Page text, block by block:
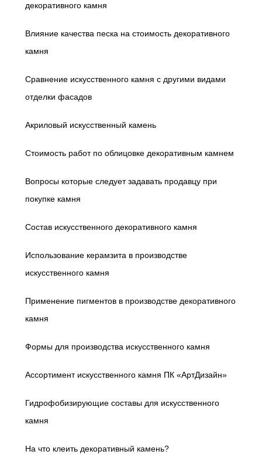
декоративного камня
Влияние качества песка на стоимость декоративного
камня
Сравнение искусственного камня с другими видами
отделки фасадов
Акриловый искусственный камень
Стоимость работ по облицовке декоративным камнем
Вопросы которые следует задавать продавцу при
покупке камня
Состав искусственного декоративного камня
Использование керамзита в производстве
искусственного камня
Применение пигментов в производстве декоративного
камня
Формы для производства искусственного камня
Ассортимент искусственного камня ПК «АртДизайн»
Гидрофобизирующие составы для искусственного
камня
На что клеить декоративный камень?